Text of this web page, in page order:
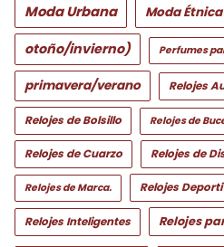
Moda Urbana Moda
otoño/invierno) Perfumes
primavera/verano Relojes
Relojes de Bolsillo Relojes de
Relojes de Cuarzo Relojes de
Relojes de Marca. Relojes
Relojes Inteligentes Relojes